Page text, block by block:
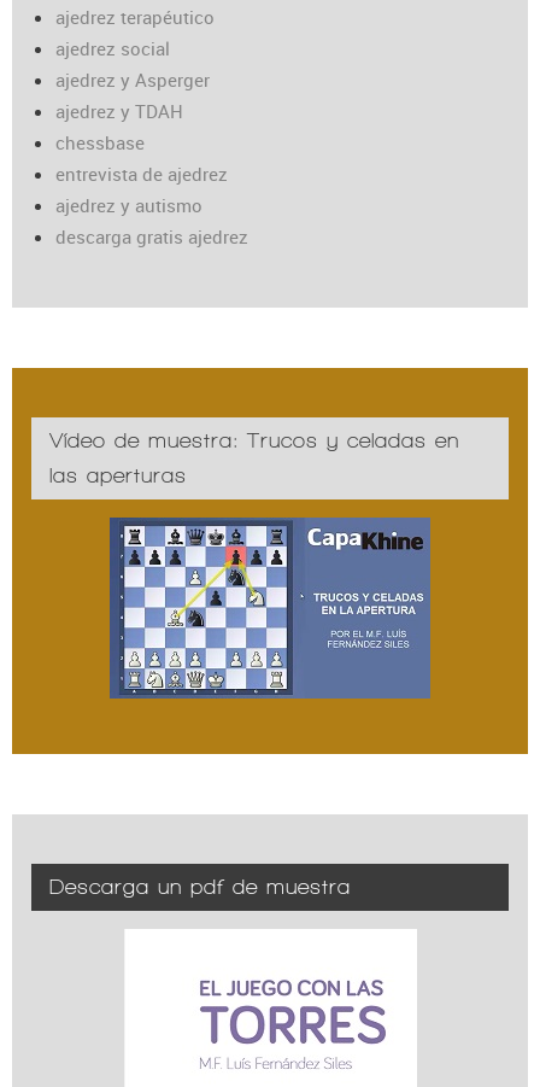
ajedrez terapéutico
ajedrez social
ajedrez y Asperger
ajedrez y TDAH
chessbase
entrevista de ajedrez
ajedrez y autismo
descarga gratis ajedrez
Vídeo de muestra: Trucos y celadas en
las aperturas
Descarga un pdf de muestra